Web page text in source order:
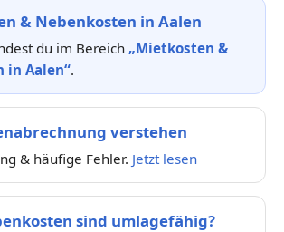
& Nebenkosten in Aalen
du im Bereich „Mietkosten &
in Aalen“.
verstehen
& häufige Fehler. Jetzt lesen
sind umlagefähig?